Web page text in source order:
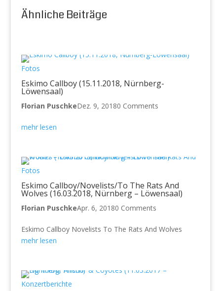
Ähnliche Beiträge
Fotos
Eskimo Callboy (15.11.2018, Nürnberg-
Löwensaal)
Florian PuschkeDez. 9, 20180 Comments
mehr lesen
Fotos
Eskimo Callboy/Novelists/To The Rats And
Wolves (16.03.2018, Nürnberg – Löwensaal)
Florian PuschkeApr. 6, 20180 Comments
Eskimo Callboy Novelists To The Rats And Wolves
mehr lesen
Konzertberichte